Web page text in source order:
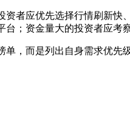
者应优先选择行情刷新
；资金量大的投资者应考
，而是列出自身需求优先